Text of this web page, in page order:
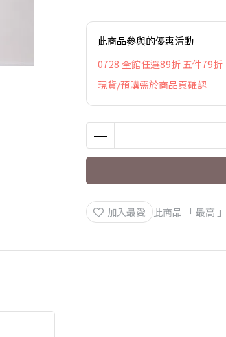
此商品參與的優惠活動
0728 全館任選89折 五件79折
現貨/預購需於商品頁確認
加入最愛 此商品 「 最高